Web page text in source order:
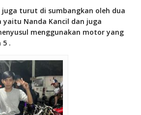
turut di sumbangkan oleh dua
Nanda Kancil dan juga
menggunakan motor yang
5 .